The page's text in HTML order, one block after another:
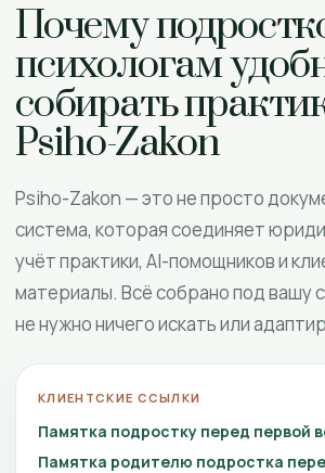
Почему
психологам
собирать
Psiho-Zakon
Psiho-Zakon — это не просто
система, которая соединяет
учёт практики, AI-помощников и
материалы. Всё собрано под вашу
не нужно ничего искать или
КЛИЕНТСКИЕ ССЫЛКИ
Памятка подростку перед первой
Памятка родителю подростка